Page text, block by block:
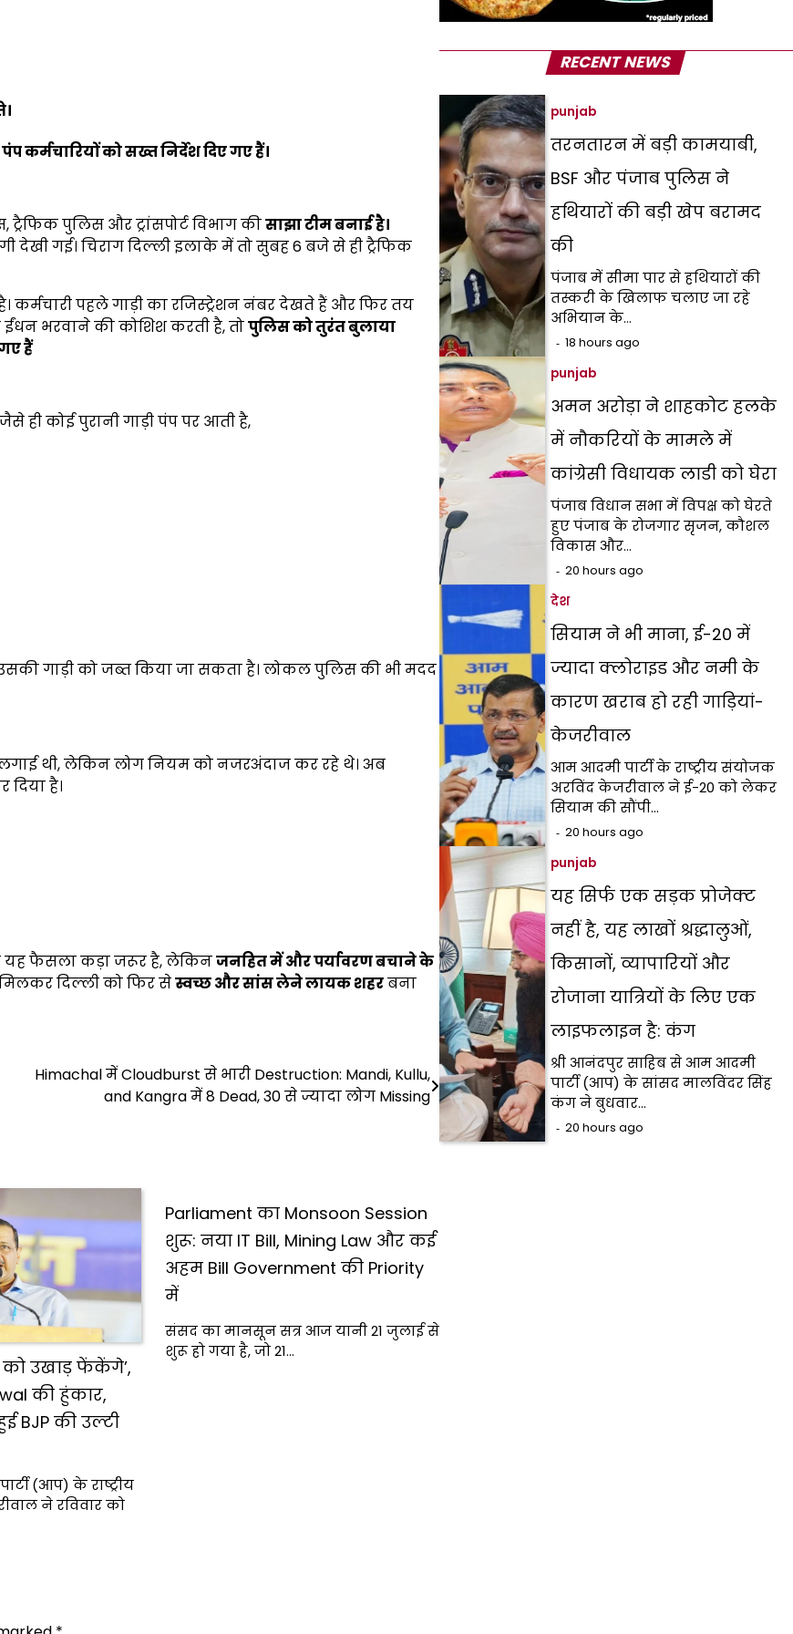
पंप कर्मचारियों को सख्त निर्देश दिए गए हैं।
पुलिस और ट्रांसपोर्ट विभाग कीसाझा टीम बनाई है।
देखी गई। चिराग दिल्ली इलाके में तो सुबह 6 बजे से ही ट्रैफिक
कर्मचारी पहले गाड़ी का रजिस्ट्रेशन नंबर देखते हैं और फिर तय
भरवाने की कोशिश करती है, तोपुलिस को तुरंत बुलाया
हैं
ही कोई पुरानी गाड़ी पंप पर आती है,
गाड़ी को जब्त किया जा सकता है। लोकल पुलिस की भी मदद
थी, लेकिन लोग नियम को नजरअंदाज कर रहे थे। अब
दिया है।
यह फैसला कड़ा जरूर है, लेकिनजनहित में और पर्यावरण बचाने के
दिल्ली को फिर सेस्वच्छ और सांस लेने लायक शहरबना
Himachal में Cloudburst से भारी Destruction: Mandi, Kullu,
and Kangra में 8 Dead, 30 से ज्यादा लोग Missing
को उखाड़ फेंकेंगे’,
की हुंकार,
की उल्टी
(आप) के राष्ट्रीय
ने रविवार को
Parliament का Monsoon Session
शुरू: नया IT Bill, Mining Law और कई
अहम Bill Government की Priority
में
संसद का मानसून सत्र आज यानी 21 जुलाई से
शुरू हो गया है, जो 21…
RECENT NEWS
punjab
तरनतारन में बड़ी कामयाबी,
BSF और पंजाब पुलिस ने
हथियारों की बड़ी खेप बरामद
की
पंजाब में सीमा पार से हथियारों की
तस्करी के खिलाफ चलाए जा रहे
अभियान के…
18 hours ago
punjab
अमन अरोड़ा ने शाहकोट हलके
में नौकरियों के मामले में
कांग्रेसी विधायक लाडी को घेरा
पंजाब विधान सभा में विपक्ष को घेरते
हुए पंजाब के रोजगार सृजन, कौशल
विकास और…
20 hours ago
देश
सियाम ने भी माना, ई-20 में
ज्यादा क्लोराइड और नमी के
कारण खराब हो रही गाड़ियां-
केजरीवाल
आम आदमी पार्टी के राष्ट्रीय संयोजक
अरविंद केजरीवाल ने ई-20 को लेकर
सियाम की सौंपी…
20 hours ago
punjab
यह सिर्फ एक सड़क प्रोजेक्ट
नहीं है, यह लाखों श्रद्धालुओं,
किसानों, व्यापारियों और
रोजाना यात्रियों के लिए एक
लाइफलाइन है: कंग
श्री आनंदपुर साहिब से आम आदमी
पार्टी (आप) के सांसद मालविंदर सिंह
कंग ने बुधवार…
20 hours ago